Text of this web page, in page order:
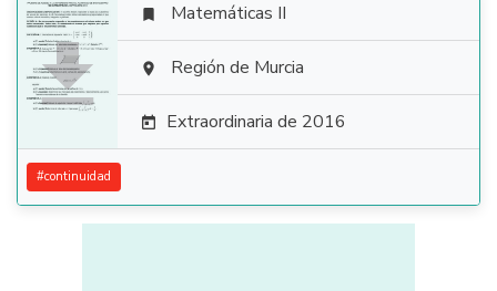

 Matemáticas II
 Región de Murcia
 Extraordinaria de 2016
#continuidad